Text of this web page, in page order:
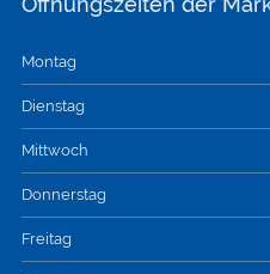
Montag
Dienstag
Mittwoch
Donnerstag
Freitag